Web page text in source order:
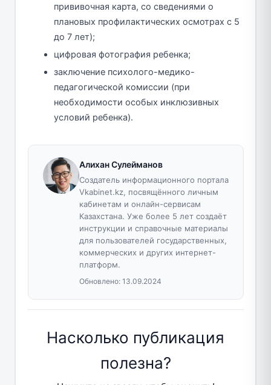
прививочная карта, со сведениями о
плановых профилактических осмотрах с 5
до 7 лет);
цифровая фотография ребенка;
заключение психолого-медико-
педагогической комиссии (при
необходимости особых инклюзивных
условий ребенка).
Алихан Сулейманов
Создатель информационного портала
Vkabinet.kz, посвящённого личным
кабинетам и онлайн-сервисам
Казахстана. Уже более 5 лет создаёт
инструкции и справочные материалы
для пользователей государственных,
коммерческих и других интернет-
платформ.
Обновлено: 13.09.2024
Насколько публикация
полезна?